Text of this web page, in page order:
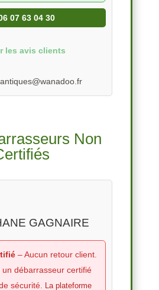
07 63 04 30
les avis clients
Non
GAGNAIRE
– Aucun retour client.
un débarrasseur certifié
sécurité.
La plateforme